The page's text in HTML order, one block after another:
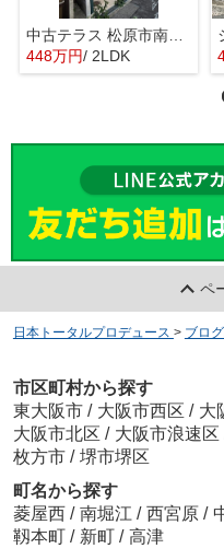
中古テラス 松原市南新町1
448万円/ 2LDK
ペ
日本トータルプロデュース > ブロ
市区町村から探す
東大阪市 / 大阪市西区 / 大
大阪市北区 / 大阪市浪速区
枚方市 / 堺市堺区
町名から探す
菱屋西 / 南堀江 / 西宮原 /
靱本町 / 新町 / 高津